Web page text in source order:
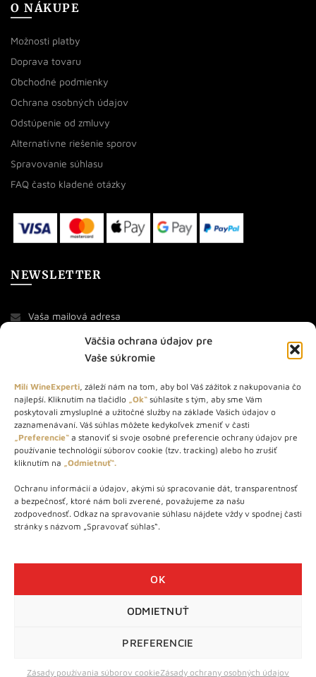
Väčšia ochrana údajov pre
Vaše súkromie
Milí WineExperti, záleží nám na tom, aby bol Váš zážitok z nakupovania čo
najlepší. Kliknutím na tlačidlo „Ok“ súhlasíte s tým, aby sme Vám
poskytovali zmysluplné a užitočné služby na základe Vašich údajov o
zaznamenávaní. Váš súhlas môžete kedykoľvek zmeniť v časti
„Preferencie“ a stanoviť si svoje osobné preferencie ochrany údajov pre
používanie technológií súborov cookie (tzv. tracking) alebo ho zrušiť
kliknutím na „Odmietnuť“.
Ochranu informácií a údajov, akými sú spracovanie dát, transparentnosť
a bezpečnosť, ktoré nám boli zverené, považujeme za našu
zodpovednosť. Odkaz na spravovanie súhlasu nájdete vždy v spodnej časti
stránky s názvom „Spravovať súhlas“.
OK
ODMIETNUŤ
PREFERENCIE
Zásady používania súborov cookieZásady ochrany osobných údajov
O NÁKUPE
Možnosti platby
Doprava tovaru
Obchodné podmienky
Ochrana osobných údajov
Odstúpenie od zmluvy
Alternatívne riešenie sporov
Spravovanie súhlasu
FAQ často kladené otázky
NEWSLETTER
O NÁS
STORE – obchod s vínom a destilátmi od roku 2010. Na našej
webovej stránke predávame viac ako 1000+ značkových
produktov.
Info tel.: +421 917 779 888
Vínotéka: +421 917 888 879
Vínotéka: Bratislavská 49/B, Bratislava 841 06
info@wineexpert.sk
ochranou súkromia
a podmienkami používania